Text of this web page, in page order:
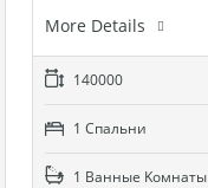
More Details
140000
1 Cпальни
1 Bанные Kомнаты